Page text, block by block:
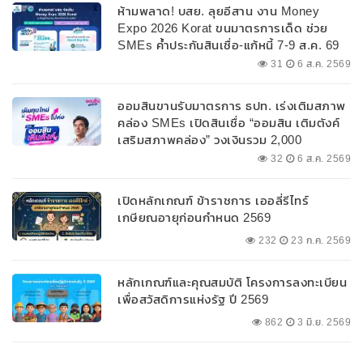
ห้ามพลาด! บสย. ลุยอีสาน งาน Money
Expo 2026 Korat ขนมาตรการเด็ด ช่วย
SMEs ค้ำประกันสินเชื่อ-แก้หนี้ 7-9 ส.ค. 69
31 6 ส.ค. 2569
ออมสินขานรับมาตรการ ธปท. เร่งเติมสภาพ
คล่อง SMEs เปิดสินเชื่อ “ออมสิน เติมตังค์
เสริมสภาพคล่อง” วงเงินรวม 2,000
ลบ.สนับสนุนเงินทุนหมุนเวียนวงเงินกู้สูงสุด
32 6 ส.ค. 2569
เปิดหลักเกณฑ์ ข้าราชการ เออลี่รีไทร์
เกษียณอายุก่อนกำหนด 2569
232 23 ก.ค. 2569
หลักเกณฑ์และคุณสมบัติ โครงการลงทะเบียน
เพื่อสวัสดิการแห่งรัฐ ปี 2569
862 3 มิ.ย. 2569